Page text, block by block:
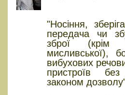
"Носіння,
передача чи
зброї (крім
мисливської),
вибухових
пристроїв без
законом